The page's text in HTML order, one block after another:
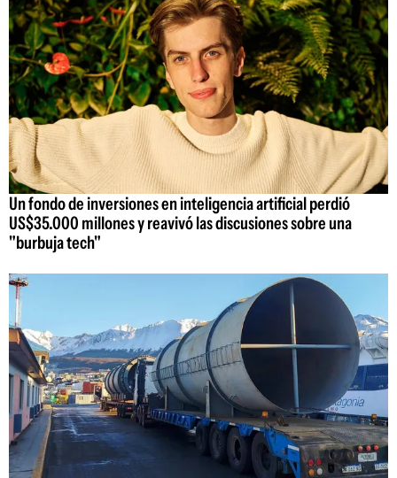
Un fondo de inversiones en inteligencia artificial perdió
US$35.000 millones y reavivó las discusiones sobre una
"burbuja tech"